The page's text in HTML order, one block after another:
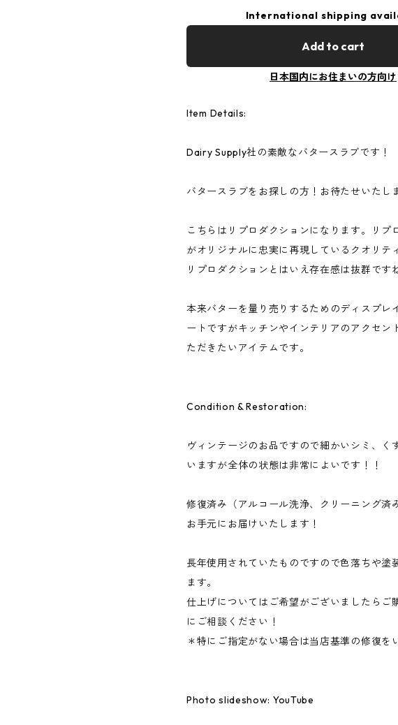
International shipping
Add to cart
日本国内にお住まいの方向け
Item Details:
Dairy Supply社の素敵なバタースラブです！
バタースラブをお探しの方！お待たせいたし
こちらはリプロダクションになります。リプ
がオリジナルに忠実に再現しているクオリテ
リプロダクションとはいえ存在感は抜群です
本来バターを量り売りするためのディスプレ
ートですがキッチンやインテリアのアクセン
ただきたいアイテムです。
Condition & Restoration:
ヴィンテージのお品ですので細かいシミ、く
いますが全体の状態は非常によいです！！
修復済み（アルコール洗浄、クリーニング済
お手元にお届けいたします！
長年使用されていたものですので色落ちや塗
ます。
仕上げについてはご希望がございましたらご
にご相談ください！
＊特にご指定がない場合は当店基準の修復を
Photo slideshow: YouTube